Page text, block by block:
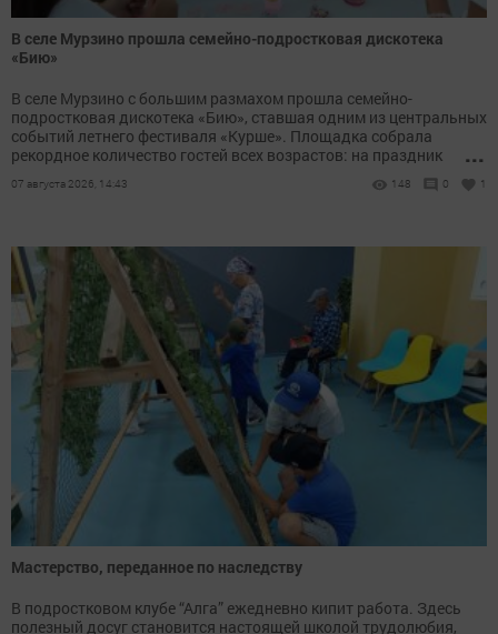
В селе Мурзино прошла семейно-подростковая дискотека
«Бию»
В селе Мурзино с большим размахом прошла семейно-
подростковая дискотека «Бию», ставшая одним из центральных
событий летнего фестиваля «Курше». Площадка собрала
рекордное количество гостей всех возрастов: на праздник
пришли целыми семьями — от малышей до представителей
старшего поколения
...
07 августа 2026, 14:43 148 0 1
Мастерство, переданное по наследству
В подростковом клубе “Алга” ежедневно кипит работа. Здесь
полезный досуг становится настоящей школой трудолюбия,